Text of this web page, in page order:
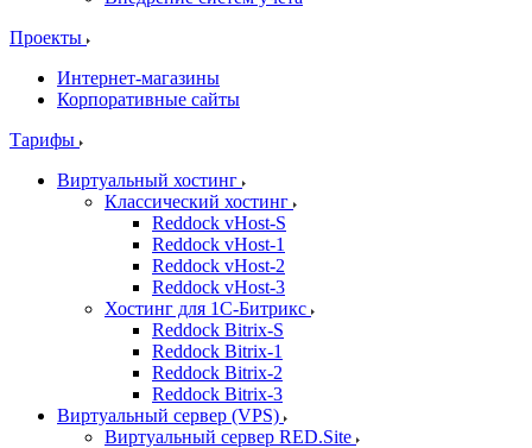
Проекты
Интернет-магазины
Корпоративные сайты
Тарифы
Виртуальный хостинг
Классический хостинг
Reddock vHost-S
Reddock vHost-1
Reddock vHost-2
Reddock vHost-3
Хостинг для 1С-Битрикс
Reddock Bitrix-S
Reddock Bitrix-1
Reddock Bitrix-2
Reddock Bitrix-3
Виртуальный сервер (VPS)
Виртуальный сервер RED.Site